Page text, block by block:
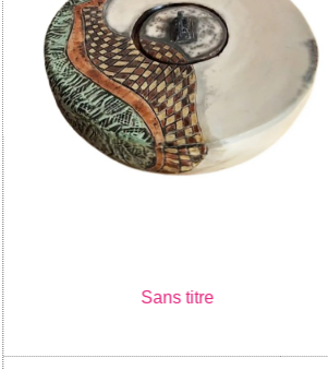
Sans titre